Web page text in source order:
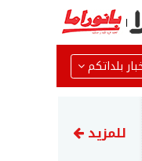
بلداتكم
الوزير السابق عيساوي فريج
للمزيد